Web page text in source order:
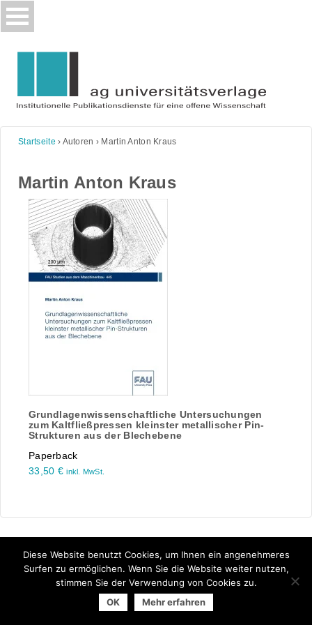
Skip
to
Startseite › Autoren › Martin Anton Kraus
Martin Anton Kraus
Grundlagenwissenschaftliche Untersuchungen
zum Kaltfließpressen kleinster metallischer Pin-
Strukturen aus der Blechebene
Paperback
33,50 € inkl. MwSt.
© 2026 Arbeitsgemeinschaft der Universitätsverlage | powered
|Impressum|Datenschutzhinweise
Diese Website benutzt Cookies, um Ihnen ein angenehmeres
Surfen zu ermöglichen. Wenn Sie die Website weiter nutzen,
stimmen Sie der Verwendung von Cookies zu.
OK
Mehr erfahren